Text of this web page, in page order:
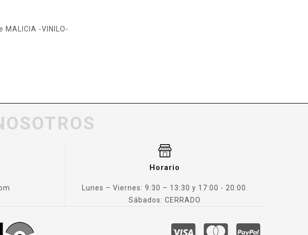
MALICIA -VINILO-
Horario
Lunes – Viernes: 9:30 – 13:30 y 17:00 - 20:00.
Sábados: CERRADO